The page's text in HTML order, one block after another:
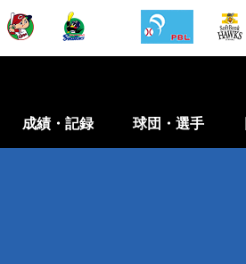
成績・記録 球団・選手